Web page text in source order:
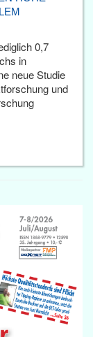
0,7
in
neue Studie
und